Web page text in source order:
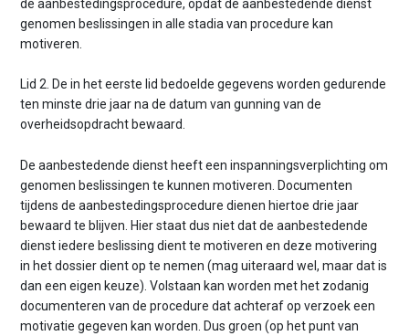
de aanbestedingsprocedure, opdat de aanbestedende dienst
genomen beslissingen in alle stadia van procedure kan
motiveren.
Lid 2. De in het eerste lid bedoelde gegevens worden gedurende
ten minste drie jaar na de datum van gunning van de
overheidsopdracht bewaard.
De aanbestedende dienst heeft een inspanningsverplichting om
genomen beslissingen te kunnen motiveren. Documenten
tijdens de aanbestedingsprocedure dienen hiertoe drie jaar
bewaard te blijven. Hier staat dus niet dat de aanbestedende
dienst iedere beslissing dient te motiveren en deze motivering
in het dossier dient op te nemen (mag uiteraard wel, maar dat is
dan een eigen keuze). Volstaan kan worden met het zodanig
documenteren van de procedure dat achteraf op verzoek een
motivatie gegeven kan worden. Dus groen (op het punt van